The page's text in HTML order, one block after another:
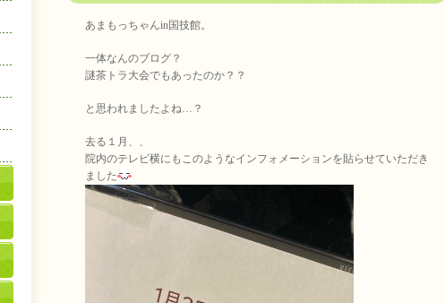
あまもっちゃんin国技館。
一体なんのブログ？
謎茶トラ大会でもあったのか？？
と思われましたよね…？
去る１月、、
院内のテレビ横にもこのようなインフォメーションを貼らせていただき
ました